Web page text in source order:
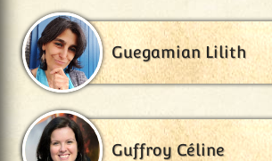
Guegamian Lilith
Guffroy Céline